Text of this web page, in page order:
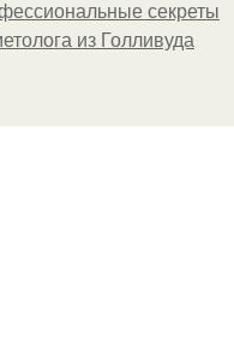
секреты
из Голливуда